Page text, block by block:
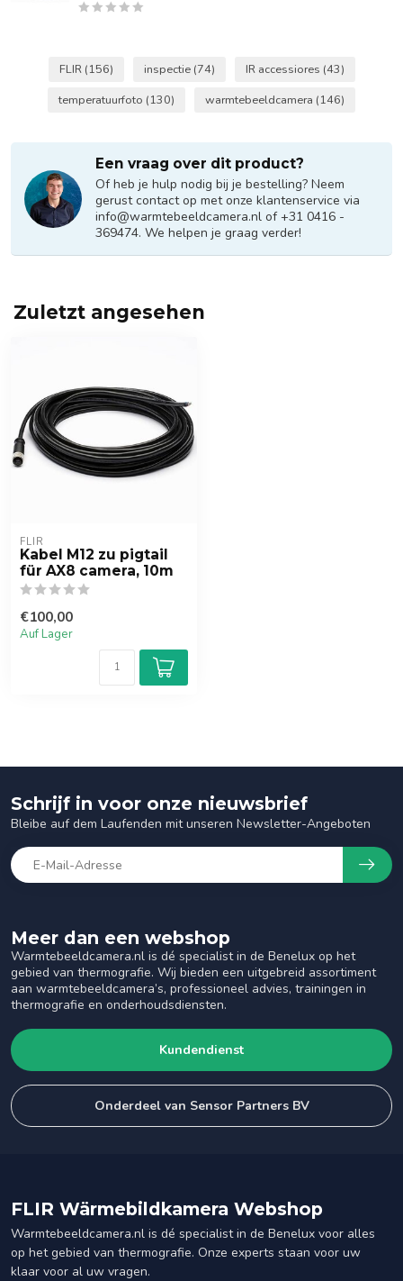
FLIR (156) inspectie (74) IR accessiores (43)
temperatuurfoto (130) warmtebeeldcamera (146)
Een vraag over dit product?
Of heb je hulp nodig bij je bestelling? Neem
gerust contact op met onze klantenservice via
info@warmtebeeldcamera.nl of +31 0416 -
369474. We helpen je graag verder!
Zuletzt angesehen
FLIR
Kabel M12 zu pigtail
für AX8 camera, 10m
€100,00
Auf Lager
Meer dan een webshop
Warmtebeeldcamera.nl is dé specialist in de Benelux op het
gebied van thermografie. Wij bieden een uitgebreid assortiment
aan warmtebeeldcamera’s, professioneel advies, trainingen in
thermografie en onderhoudsdiensten.
Kundendienst
Onderdeel van Sensor Partners BV
Schrijf in voor onze nieuwsbrief
Bleibe auf dem Laufenden mit unseren Newsletter-Angeboten
FLIR Wärmebildkamera Webshop
Warmtebeeldcamera.nl is dé specialist in de Benelux voor alles
op het gebied van thermografie. Onze experts staan voor uw
klaar voor al uw vragen.